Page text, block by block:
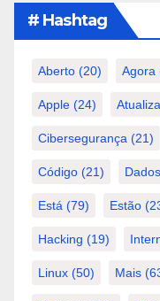
# Hashtag
Aberto (20) Agora
Apple (24)
Cibersegurança (21)
Código (21) Dados
Está (79) Estão
Hacking (19)
Linux (50) Mais